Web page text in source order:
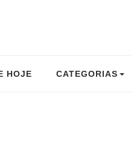
HOJE CATEGORIAS